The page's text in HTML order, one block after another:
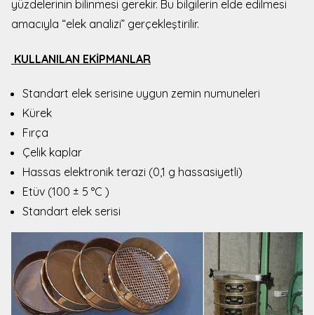
yüzdelerinin bilinmesi gerekir. Bu bilgilerin elde edilmesi
amacıyla “elek analizi” gerçekleştirilir.
KULLANILAN EKİPMANLAR
Standart elek serisine uygun zemin numuneleri
Kürek
Fırça
Çelik kaplar
Hassas elektronik terazi (0,1 g hassasiyetli)
Etüv (100 ± 5 °C )
Standart elek serisi